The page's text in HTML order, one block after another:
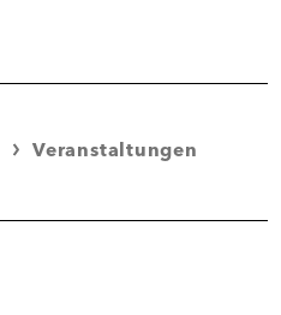
Veranstaltungen